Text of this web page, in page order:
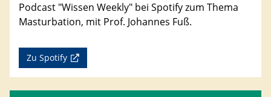
Podcast "Wissen Weekly" bei Spotify zum Thema
Masturbation, mit Prof. Johannes Fuß.
Zu Spotify